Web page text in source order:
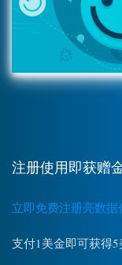
注册使用即获赠
立即免费注册亮数据
支付1美金即可获得5